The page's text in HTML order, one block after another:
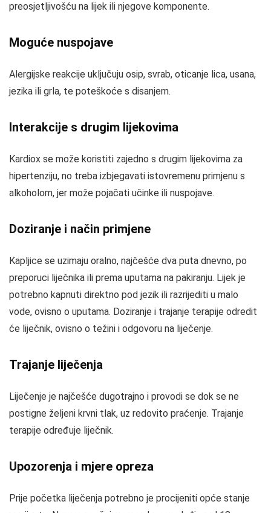
preosjetljivošću na lijek ili njegove komponente.
Moguće nuspojave
Alergijske reakcije uključuju osip, svrab, oticanje lica, usana,
jezika ili grla, te poteškoće s disanjem.
Interakcije s drugim lijekovima
Kardiox se može koristiti zajedno s drugim lijekovima za
hipertenziju, no treba izbjegavati istovremenu primjenu s
alkoholom, jer može pojačati učinke ili nuspojave.
Doziranje i način primjene
Kapljice se uzimaju oralno, najčešće dva puta dnevno, po
preporuci liječnika ili prema uputama na pakiranju. Lijek je
potrebno kapnuti direktno pod jezik ili razrijediti u malo
vode, ovisno o uputama. Doziranje i trajanje terapije odredit
će liječnik, ovisno o težini i odgovoru na liječenje.
Trajanje liječenja
Liječenje je najčešće dugotrajno i provodi se dok se ne
postigne željeni krvni tlak, uz redovito praćenje. Trajanje
terapije određuje liječnik.
Upozorenja i mjere opreza
Prije početka liječenja potrebno je procijeniti opće stanje